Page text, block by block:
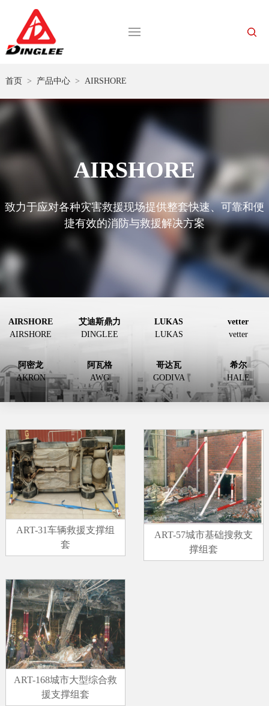
首页 > 产品中心> AIRSHORE
AIRSHORE
致力于应对各种灾害救援现场提供整套快速、可靠和便
捷有效的消防与救援解决方案
AIRSHORE
AIRSHORE
艾迪斯鼎力
DINGLEE
LUKAS
LUKAS
vetter
vetter
阿密龙
AKRON
阿瓦格
AWG
哥达瓦
GODIVA
希尔
HALE
ART-31车辆救援支撑组
套
ART-57城市基础搜救支
撑组套
ART-168城市大型综合救
援支撑组套